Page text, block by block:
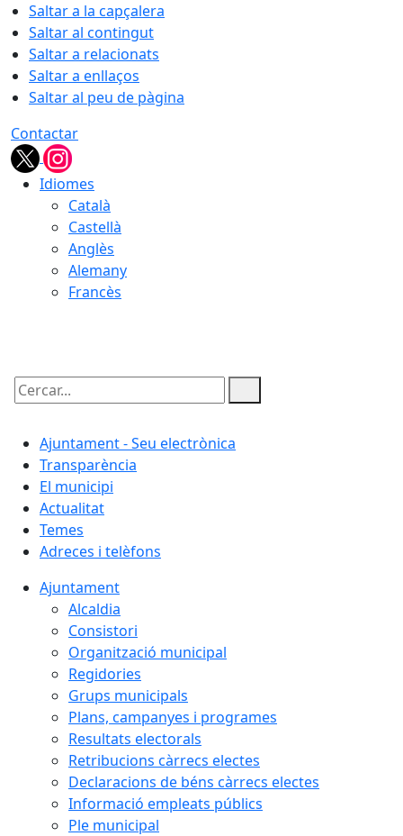
Saltar a la capçalera
Saltar al contingut
Saltar a relacionats
Saltar a enllaços
Saltar al peu de pàgina
Contactar
Idiomes
Català
Castellà
Anglès
Alemany
Francès
Cercar:
Ajuntament - Seu electrònica
Transparència
El municipi
Actualitat
Temes
Adreces i telèfons
Ajuntament
Alcaldia
Consistori
Organització municipal
Regidories
Grups municipals
Plans, campanyes i programes
Resultats electorals
Retribucions càrrecs electes
Declaracions de béns càrrecs electes
Informació empleats públics
Ple municipal